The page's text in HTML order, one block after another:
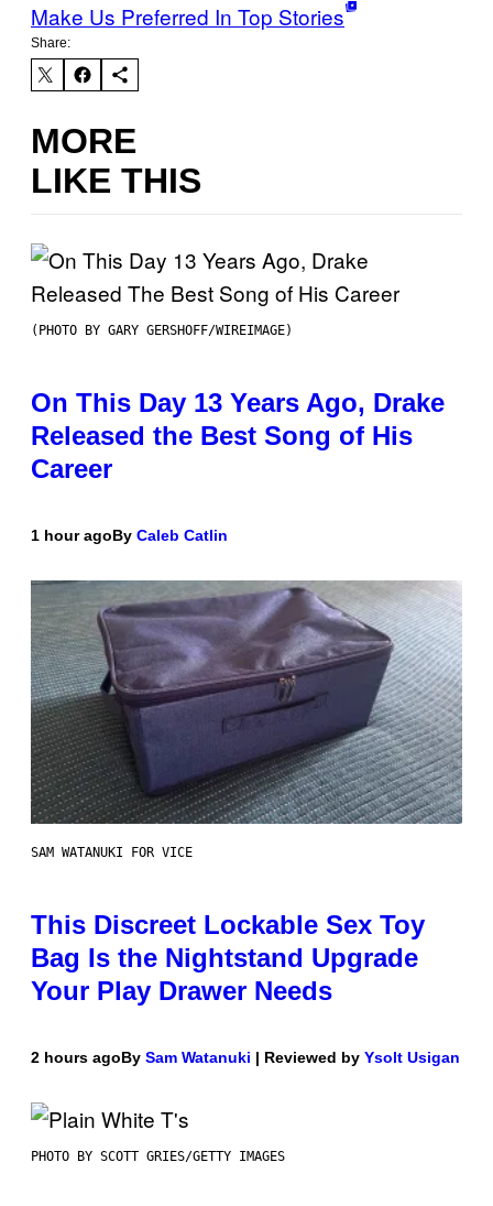
Make Us Preferred In Top Stories
Share:
MORE
LIKE THIS
(PHOTO BY GARY GERSHOFF/WIREIMAGE)
On This Day 13 Years Ago, Drake
Released the Best Song of His
Career
1 hour agoBy Caleb Catlin
SAM WATANUKI FOR VICE
This Discreet Lockable Sex Toy
Bag Is the Nightstand Upgrade
Your Play Drawer Needs
2 hours agoBy Sam Watanuki | Reviewed by Ysolt Usigan
PHOTO BY SCOTT GRIES/GETTY IMAGES